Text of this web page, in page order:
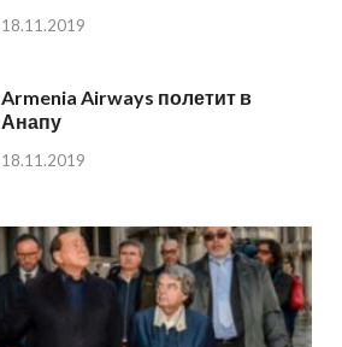
18.11.2019
Armenia Airways полетит в
Анапу
18.11.2019